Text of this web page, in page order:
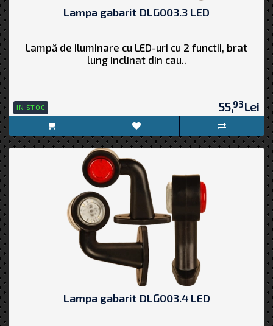
Lampa gabarit DLG003.3 LED
Lampă de iluminare cu LED-uri cu 2 functii, brat
lung inclinat din cau..
IN STOC 55,93Lei
Lampa gabarit DLG003.4 LED